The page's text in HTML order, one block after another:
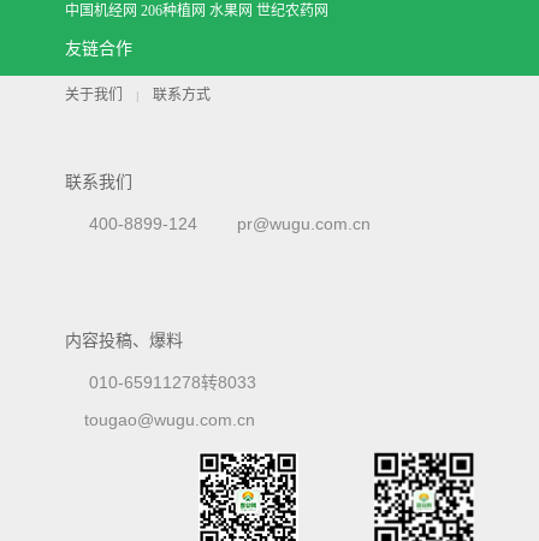
中国机经网 206种植网 水果网 世纪农药网
友链合作
关于我们 | 联系方式
联系我们
400-8899-124 pr@wugu.com.cn
内容投稿、爆料
010-65911278转8033
tougao@wugu.com.cn